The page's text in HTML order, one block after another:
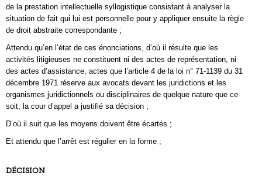
de la prestation intellectuelle syllogistique consistant à analyser la
situation de fait qui lui est personnelle pour y appliquer ensuite la règle
de droit abstraite correspondante ;
Attendu qu’en l’état de ces énonciations, d’où il résulte que les
activités litigieuses ne constituent ni des actes de représentation, ni
des actes d’assistance, actes que l’article 4 de la loi n° 71-1139 du 31
décembre 1971 réserve aux avocats devant les juridictions et les
organismes juridictionnels ou disciplinaires de quelque nature que ce
soit, la cour d’appel a justifié sa décision ;
D’où il suit que les moyens doivent être écartés ;
Et attendu que l’arrêt est régulier en la forme ;
DÉCISION